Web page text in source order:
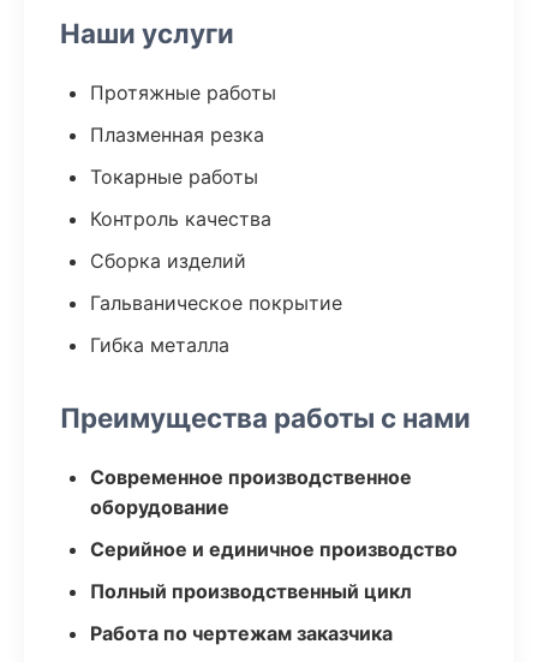
Наши услуги
Протяжные работы
Плазменная резка
Токарные работы
Контроль качества
Сборка изделий
Гальваническое покрытие
Гибка металла
Преимущества работы с нами
Современное производственное
оборудование
Серийное и единичное производство
Полный производственный цикл
Работа по чертежам заказчика